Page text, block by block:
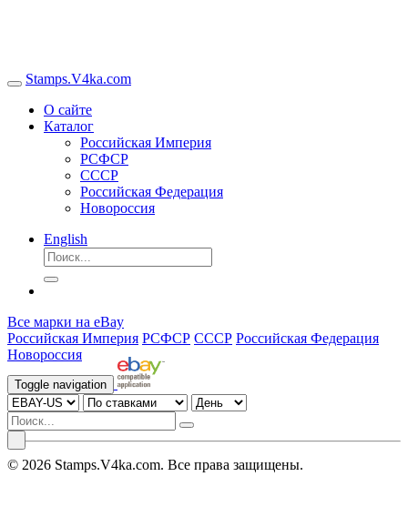
Stamps.V4ka.com
О сайте
Каталог
Российская Империя
РСФСР
СССР
Российская Федерация
Новороссия
English
Все марки на eBay
Российская Империя РСФСР СССР Российская Федерация
Новороссия
Toggle navigation
© 2026 Stamps.V4ka.com. Все права защищены.